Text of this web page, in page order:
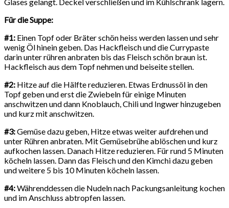
Für die Suppe:
#1: Einen Topf oder Bräter schön heiss werden lassen und sehr
wenig Öl hinein geben. Das Hackfleisch und die Currypaste
darin unter rühren anbraten bis das Fleisch schön braun ist.
Hackfleisch aus dem Topf nehmen und beiseite stellen.
#2: Hitze auf die Hälfte reduzieren. Etwas Erdnussöl in den
Topf geben und erst die Zwiebeln für einige Minuten
anschwitzen und dann Knoblauch, Chili und Ingwer hinzugeben
und kurz mit anschwitzen.
#3:Gemüse dazu geben, Hitze etwas weiter aufdrehen und
unter Rühren anbraten. Mit Gemüsebrühe ablöschen und kurz
aufkochen lassen. Danach Hitze reduzieren. Für rund 5 Minuten
köcheln lassen. Dann das Fleisch und den Kimchi dazu geben
und weitere 5 bis 10 Minuten köcheln lassen.
#4:Währenddessen die Nudeln nach Packungsanleitung kochen
und im Anschluss abtropfen lassen.